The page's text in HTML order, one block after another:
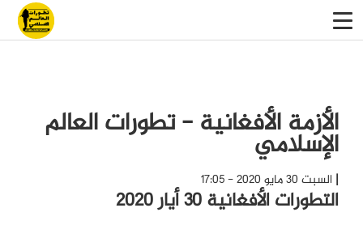
الأزمة الأفغانية - تطورات العالم
الإسلامي
السبت 30 مايو 2020 - 17:05
التطورات الأفغانية 30 أيار 2020